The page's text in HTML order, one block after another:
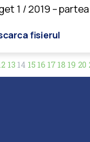
1 / 2019 – partea
fisierul
13 14 15 16 17 18 19 20